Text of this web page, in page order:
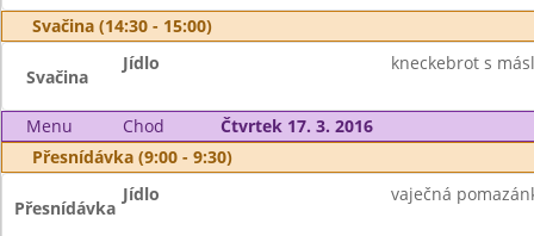
Svačina (14:30 - 15:00)
Svačina
Jídlo kneckebrot s
Menu Chod
Čtvrtek 17. 3. 2016
Přesnídávka (9:00 - 9:30)
Přesnídávka
Jídlo vaječná